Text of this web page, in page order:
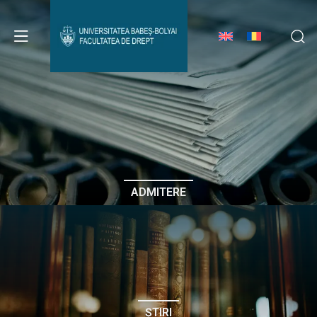
Avizier Studenți
Studii
Admitere
Erasmus & Internațional
Despre Facultate
ADMITERE
ȘTIRI